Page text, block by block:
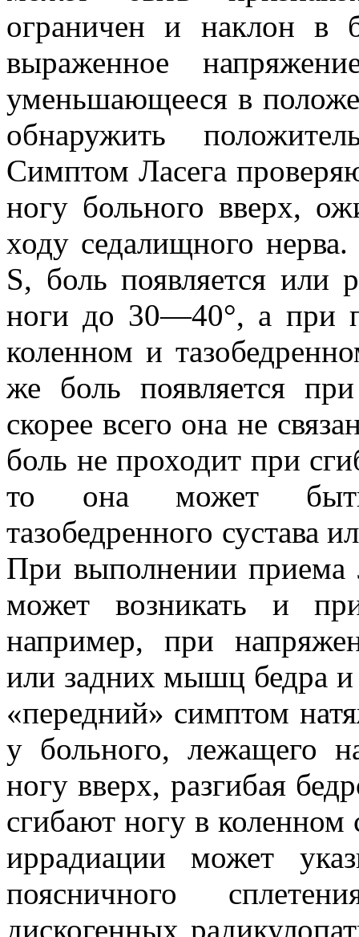
ограничен и наклон в
выраженное
уменьшающееся в
обнаружить
Симптом Ласега
ногу больного вверх,
ходу седалищного
S, боль появляется или
ноги до 30—40°, а при
коленном и
же боль появляется
скорее всего она не
боль не проходит при
то она может быть
тазобедренного сустава
При выполнении приема
может возникать и
например, при
или задних мышц бедра и
«передний» симптом
у больного, лежащего
ногу вверх, разгибая
сгибают ногу в коленном
иррадиации может
поясничного
дискогенных